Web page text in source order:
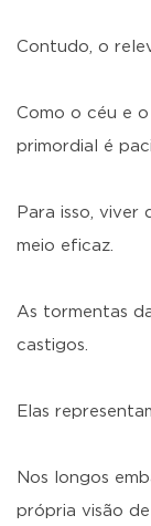
Contudo, o
Como o céu e
primordial é
Para isso,
meio eficaz.
As tormentas
castigos.
Elas
Nos longos
própria visão